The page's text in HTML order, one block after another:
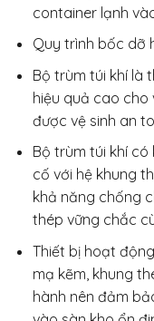
container lạnh
Quy trình bốc dỡ
Bộ trùm túi khí là
hiệu quả cao cho
được vệ sinh an
Bộ trùm túi khí
cố với hệ khung
khả năng chống
thép vững chắc
Thiết bị hoạt
mạ kẽm, khung
hành nên đảm